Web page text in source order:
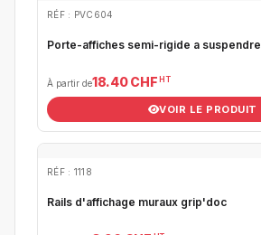
RÉF : PVC604
Porte-affiches semi-rigide a suspendre
À partir de18.40 CHF HT
VOIR LE PRODUIT
RÉF : 1118
Rails d'affichage muraux grip'doc